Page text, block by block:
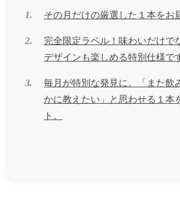
1. その月だけの厳選した１本をお
2.
完全限定ラベル！味わいだけで
デザインも楽しめる特別仕様で
3.
毎月が特別な発見に。「また飲
かに教えたい」と思わせる１本
ト。